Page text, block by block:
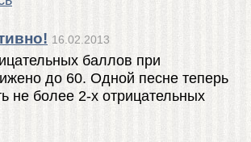
16.02.2013
баллов при
до 60. Одной песне теперь
не более 2-х отрицательных